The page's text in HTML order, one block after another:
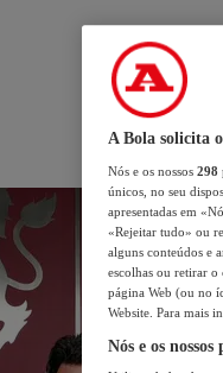
A Bola solicita
Nós e os nossos 298
únicos, no seu
apresentadas em
«Rejeitar tudo» ou
alguns conteúdos e
escolhas ou retirar
página Web (ou no
Website. Para mais
Nós e os